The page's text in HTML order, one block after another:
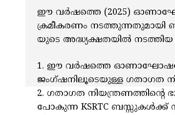
ഈ വർഷത്തെ (2025)
ക്രമീകരണം നടത്തുന്നതുമായി
യുടെ അദ്ധ്യക്ഷതയിൽ
1. ഈ വർഷത്തെ
ജംഗ്ഷനിലൂടെയുള്ള ഗതാഗത
2. ഗതാഗത നിയന്ത്രണത്തിന്റെ
പോകുന്ന KSRTC ബസ്സുകൾക്ക്